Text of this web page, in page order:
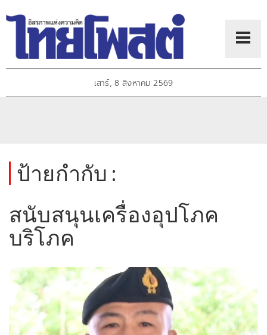
เสาร์, 8 สิงหาคม 2569
ป้ายกำกับ :
สนับสนุนเครื่องอุปโภค
บริโภค